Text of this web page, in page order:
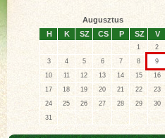
Augusztus
H
K SZ CS P SZ V
1
2
3
4 5 6 7 8
9
10
11 12 13 14 15
16
17
18 19 20 21 22
23
24
25 26 27 28 29
30
31